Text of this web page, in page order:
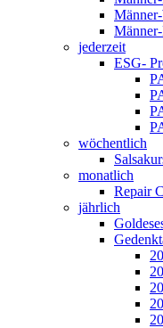
jederzeit
ESG-
wöchentlich
monatlich
Repair
jährlich